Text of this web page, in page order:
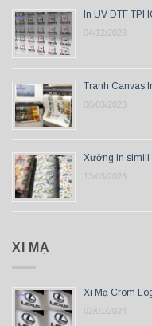
In UV DTF
04/12/2023
Tranh Canvas
08/03/2023
Xưởng in simili
13/03/2023
XI MẠ
Xi Mạ Crom
02/01/2024